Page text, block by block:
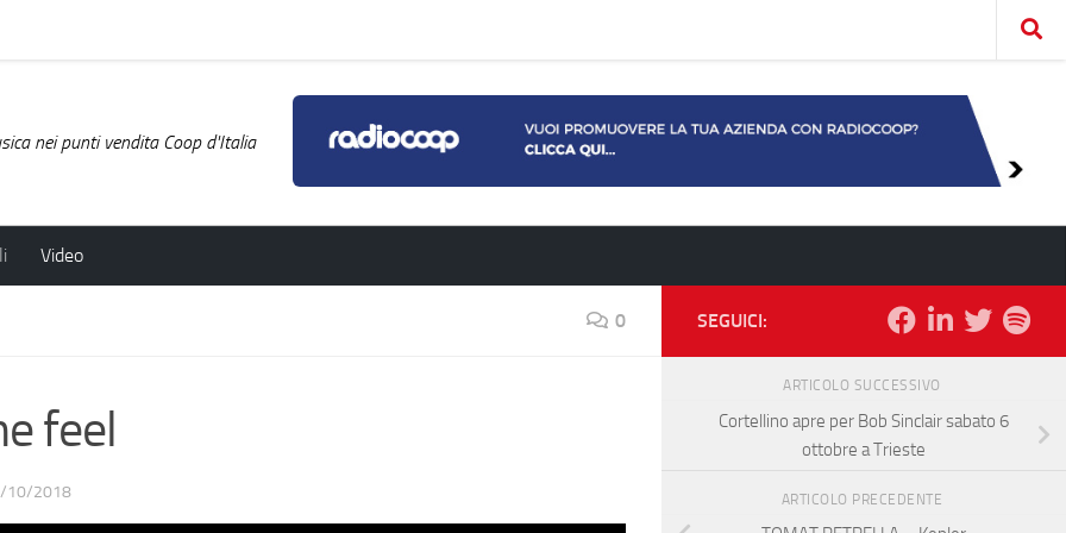
nei punti vendita Coop d'Italia
Video
0
feel
10/2018
SEGUICI:
ARTICOLO SUCCESSIVO
Cortellino apre per Bob Sinclair sabato 6
ottobre a Trieste
ARTICOLO PRECEDENTE